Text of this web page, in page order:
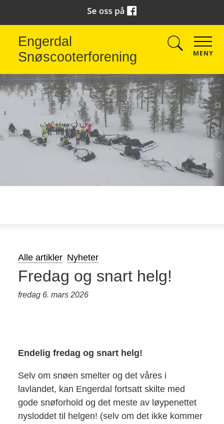
Engerdal
Snøscooterforening
MENY
Alle artikler Nyheter
Fredag og snart helg!
fredag 6. mars 2026
Endelig fredag og snart helg!
Selv om snøen smelter og det våres i
lavlandet, kan Engerdal fortsatt skilte med
gode snøforhold og det meste av løypenettet
nysloddet til helgen! (selv om det ikke kommer